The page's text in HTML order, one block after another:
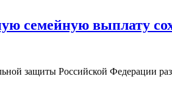
семейную выплату
защиты Российской Федерации